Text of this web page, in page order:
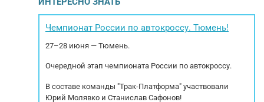
технике и
гидромолота, телескопическая стрела,
кондиционер. Цена указана с полным НДС.
Наработка: 2 196 м/ч Двигатель: Модель: FPT
крутящий момент...
Чемпионат России по автокроссу. Тюмень!
27–28 июня — Тюмень.
Очередной этап чемпионата России по автокроссу.
В составе команды "Трак-Платформа" участвовали
Юрий Молявко и Станислав Сафонов!